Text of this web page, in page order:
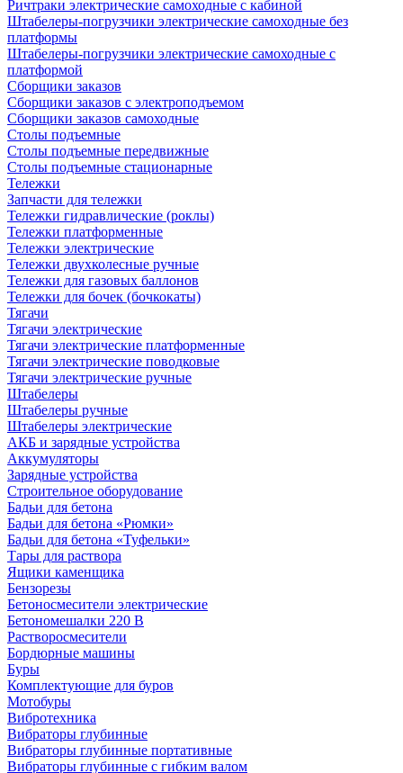
Ричтраки электрические самоходные с кабиной
Штабелеры-погрузчики электрические самоходные без
платформы
Штабелеры-погрузчики электрические самоходные с
платформой
Сборщики заказов
Сборщики заказов с электроподъемом
Сборщики заказов самоходные
Столы подъемные
Столы подъемные передвижные
Столы подъемные стационарные
Тележки
Запчасти для тележки
Тележки гидравлические (роклы)
Тележки платформенные
Тележки электрические
Тележки двухколесные ручные
Тележки для газовых баллонов
Тележки для бочек (бочкокаты)
Тягачи
Тягачи электрические
Тягачи электрические платформенные
Тягачи электрические поводковые
Тягачи электрические ручные
Штабелеры
Штабелеры ручные
Штабелеры электрические
АКБ и зарядные устройства
Аккумуляторы
Зарядные устройства
Строительное оборудование
Бадьи для бетона
Бадьи для бетона «Рюмки»
Бадьи для бетона «Туфельки»
Тары для раствора
Ящики каменщика
Бензорезы
Бетоносмесители электрические
Бетономешалки 220 В
Растворосмесители
Бордюрные машины
Буры
Комплектующие для буров
Мотобуры
Вибротехника
Вибраторы глубинные
Вибраторы глубинные портативные
Вибраторы глубинные с гибким валом